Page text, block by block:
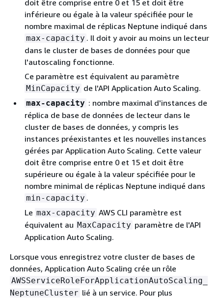
doit être comprise entre 0 et 15 et doit être
inférieure ou égale à la valeur spécifiée pour le
nombre maximal de réplicas Neptune indiqué dans
max-capacity . Il doit y avoir au moins un lecteur
dans le cluster de bases de données pour que
l'autoscaling fonctionne.
Ce paramètre est équivalent au paramètre
MinCapacity de l'API Application Auto Scaling.
max-capacity : nombre maximal d'instances de
réplica de base de données de lecteur dans le
cluster de bases de données, y compris les
instances préexistantes et les nouvelles instances
gérées par Application Auto Scaling. Cette valeur
doit être comprise entre 0 et 15 et doit être
supérieure ou égale à la valeur spécifiée pour le
nombre minimal de réplicas Neptune indiqué dans
min-capacity .
Le max-capacity AWS CLI paramètre est
équivalent au MaxCapacity paramètre de l'API
Application Auto Scaling.
Lorsque vous enregistrez votre cluster de bases de
données, Application Auto Scaling crée un rôle
AWSServiceRoleForApplicationAutoScaling_
NeptuneCluster lié à un service. Pour plus